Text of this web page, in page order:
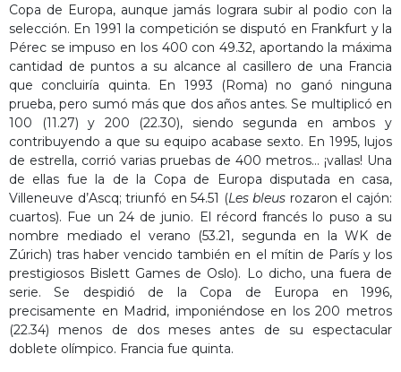
Copa de Europa, aunque jamás lograra subir al podio con la
selección. En 1991 la competición se disputó en Frankfurt y la
Pérec se impuso en los 400 con 49.32, aportando la máxima
cantidad de puntos a su alcance al casillero de una Francia
que concluiría quinta. En 1993 (Roma) no ganó ninguna
prueba, pero sumó más que dos años antes. Se multiplicó en
100 (11.27) y 200 (22.30), siendo segunda en ambos y
contribuyendo a que su equipo acabase sexto. En 1995, lujos
de estrella, corrió varias pruebas de 400 metros… ¡vallas! Una
de ellas fue la de la Copa de Europa disputada en casa,
Villeneuve d’Ascq; triunfó en 54.51 (Les bleus rozaron el cajón:
cuartos). Fue un 24 de junio. El récord francés lo puso a su
nombre mediado el verano (53.21, segunda en la WK de
Zúrich) tras haber vencido también en el mítin de París y los
prestigiosos Bislett Games de Oslo). Lo dicho, una fuera de
serie. Se despidió de la Copa de Europa en 1996,
precisamente en Madrid, imponiéndose en los 200 metros
(22.34) menos de dos meses antes de su espectacular
doblete olímpico. Francia fue quinta.